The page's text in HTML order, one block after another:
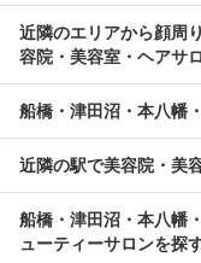
近隣のエリアから顔周
容院・美容室・ヘアサ
船橋・津田沼・本八幡
近隣の駅で美容院・美
船橋・津田沼・本八幡
ューティーサロンを探